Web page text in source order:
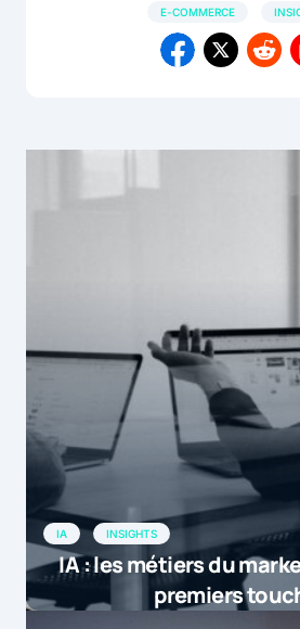
E-COMMERCE
IA INSIGHTS
IA : les métiers du
premiers